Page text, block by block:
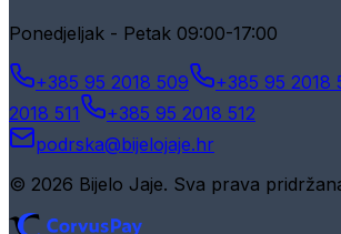
Ponedjeljak - Petak 09:00-17:00
+385 95 2018 509 +385 95 2018
2018 511
+385 95 2018 512
podrska@bijelojaje.hr
© 2026 Bijelo Jaje. Sva prava